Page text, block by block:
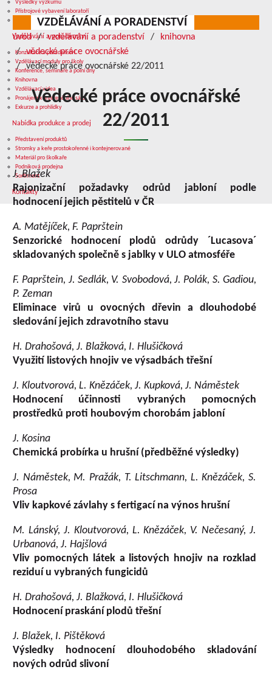
Výsledky výzkumu
Přístrojové vybavení laboratoří
Služby v oblasti výzkumu
Vzdělávání a poradenství
Konzultace a poradenství
Vzdělávací moduly pro školy
Konference, semináře a polní dny
Knihovna
Vzdělávací videa
Pronájem konferenčního sálu
Exkurze a prohlídky
Nabídka produkce a prodej
Představení produktů
Stromky a keře prostokořenné i kontejnerované
Materiál pro školkaře
Podniková prodejna
Sortiment
Kontakty
VZDĚLÁVÁNÍ A PORADENSTVÍ
úvod vzdělávání a poradenství
knihovna
vědecké práce ovocnářské
vědecké práce ovocnářské 22/2011
Vědecké práce ovocnářské
22/2011
J. Blažek
Rajonizační požadavky odrůd jabloní podle
hodnocení jejich pěstitelů v ČR
A. Matějíček, F. Paprštein
Senzorické hodnocení plodů odrůdy ´Lucasova´
skladovaných společně s jablky v ULO atmosféře
F. Paprštein, J. Sedlák, V. Svobodová, J. Polák, S. Gadiou,
P. Zeman
Eliminace virů u ovocných dřevin a dlouhodobé
sledování jejich zdravotního stavu
H. Drahošová, J. Blažková, I. Hlušičková
Využití listových hnojiv ve výsadbách třešní
J. Kloutvorová, L. Knězáček, J. Kupková, J. Náměstek
Hodnocení účinnosti vybraných pomocných
prostředků proti houbovým chorobám jabloní
J. Kosina
Chemická probírka u hrušní (předběžné výsledky)
J. Náměstek, M. Pražák, T. Litschmann, L. Knězáček, S.
Prosa
Vliv kapkové závlahy s fertigací na výnos hrušní
M. Lánský, J. Kloutvorová, L. Knězáček, V. Nečesaný, J.
Urbanová, J. Hajšlová
Vliv pomocných látek a listových hnojiv na rozklad
reziduí u vybraných fungicidů
H. Drahošová, J. Blažková, I. Hlušičková
Hodnocení praskání plodů třešní
J. Blažek, I. Pištěková
Výsledky hodnocení dlouhodobého skladování
nových odrůd slivoní